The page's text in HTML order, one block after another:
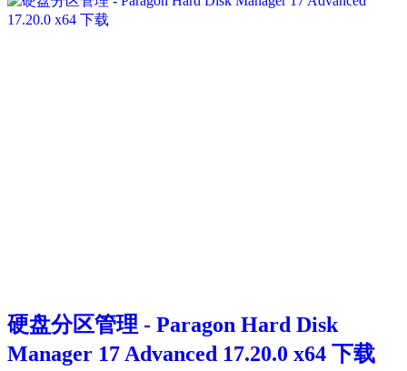
硬盘分区管理 - Paragon Hard Disk
Manager 17 Advanced 17.20.0 x64 下载